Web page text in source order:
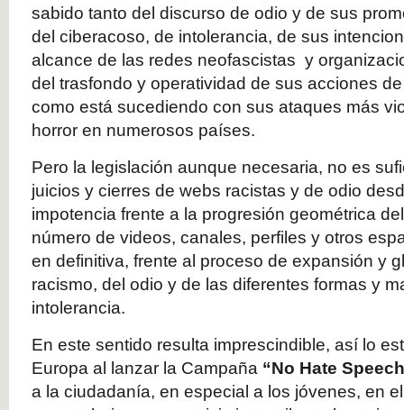
sabido tanto del discurso de odio y de sus
del ciberacoso, de intolerancia, de sus
alcance de las redes neofascistas y
del trasfondo y operatividad de sus acciones
como está sucediendo con sus ataques más
horror en numerosos países.
Pero la legislación aunque necesaria, no es
juicios y cierres de webs racistas y de odio
impotencia frente a la progresión geométrica
número de videos, canales, perfiles y otros
en definitiva, frente al proceso de expansión y
racismo, del odio y de las diferentes formas y
intolerancia.
En este sentido resulta imprescindible, así lo
Europa al lanzar la Campaña “No Hate
a la ciudadanía, en especial a los jóvenes, en